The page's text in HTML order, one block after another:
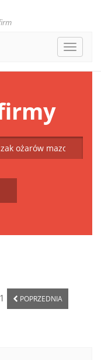
Toggle
POPRZEDNIA